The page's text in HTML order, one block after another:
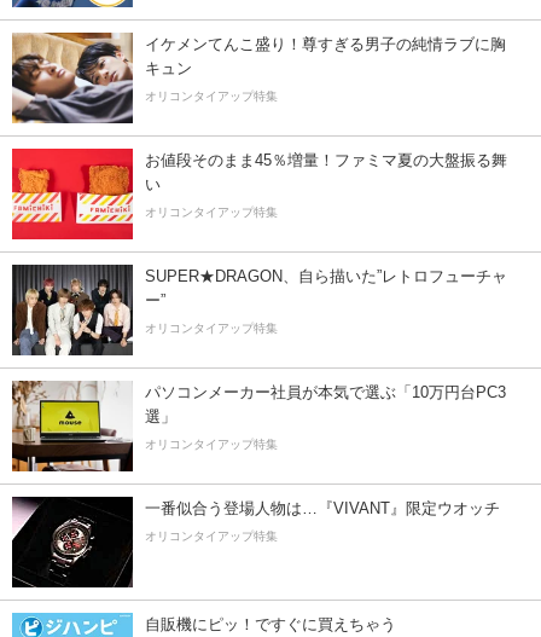
イケメンてんこ盛り！尊すぎる男子の純情ラブに胸
キュン
オリコンタイアップ特集
お値段そのまま45％増量！ファミマ夏の大盤振る舞
い
オリコンタイアップ特集
SUPER★DRAGON、自ら描いた”レトロフューチャ
ー”
オリコンタイアップ特集
パソコンメーカー社員が本気で選ぶ「10万円台PC3
選」
オリコンタイアップ特集
一番似合う登場人物は…『VIVANT』限定ウオッチ
オリコンタイアップ特集
自販機にピッ！ですぐに買えちゃう